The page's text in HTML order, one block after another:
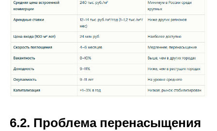
6.2. Проблема перенасыщения